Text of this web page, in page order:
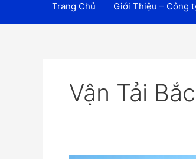
Trang Chủ Giới Thiệu – Công
Vận Tải